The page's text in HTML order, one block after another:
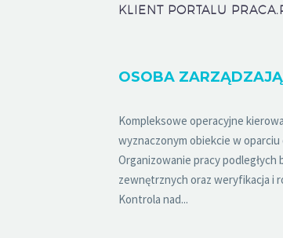
KLIENT PORTALU
Kompleksowe operacyjne
wyznaczonym obiekcie w
Organizowanie pracy podległych
zewnętrznych oraz weryfikacja i
Kontrola nad...